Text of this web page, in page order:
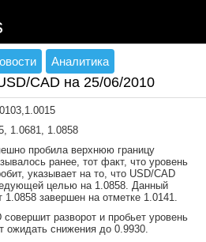
Аналитика
CAD на 25/06/2010
1.0681, 1.0858
пробила верхнюю границу
ранее, тот факт, что уровень
указывает на то, что USD/CAD
целью на 1.0858. Данный
1.0858 завершен на отметке 1.0141.
разворот и пробьет уровень
ожидать снижения до 0.9930.